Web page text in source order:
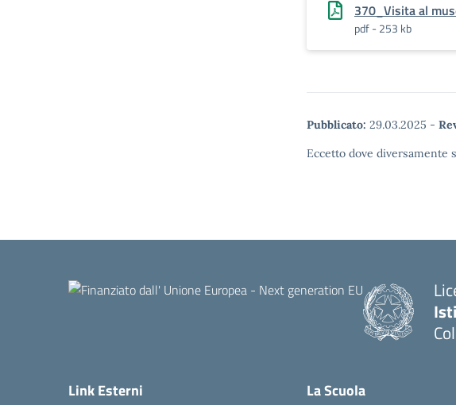
370_Visita al
pdf - 253 kb
Pubblicato: 29.03.2025 -
Eccetto dove diversamente
Link Esterni La Scuola